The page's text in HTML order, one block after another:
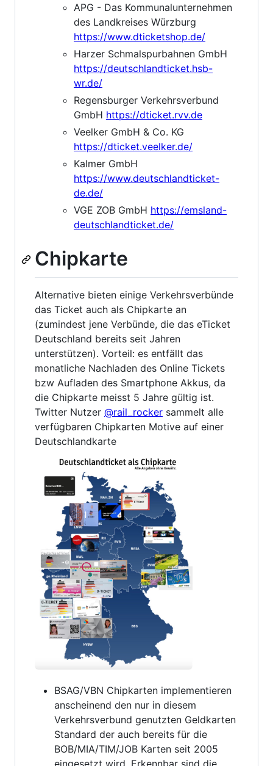
APG - Das Kommunalunternehmen
des Landkreises Würzburg
https://www.dticketshop.de/
Harzer Schmalspurbahnen GmbH
https://deutschlandticket.hsb-
wr.de/
Regensburger Verkehrsverbund
GmbH https://dticket.rvv.de
Veelker GmbH & Co. KG
https://dticket.veelker.de/
Kalmer GmbH
https://www.deutschlandticket-
de.de/
VGE ZOB GmbH https://emsland-
deutschlandticket.de/
Chipkarte
Alternative bieten einige Verkehrsverbünde
das Ticket auch als Chipkarte an
(zumindest jene Verbünde, die das eTicket
Deutschland bereits seit Jahren
unterstützen). Vorteil: es entfällt das
monatliche Nachladen des Online Tickets
bzw Aufladen des Smartphone Akkus, da
die Chipkarte meisst 5 Jahre gültig ist.
Twitter Nutzer @rail_rocker sammelt alle
verfügbaren Chipkarten Motive auf einer
Deutschlandkarte
BSAG/VBN Chipkarten implementieren
anscheinend den nur in diesem
Verkehrsverbund genutzten Geldkarten
Standard der auch bereits für die
BOB/MIA/TIM/JOB Karten seit 2005
eingesetzt wird. Erkennbar sind die